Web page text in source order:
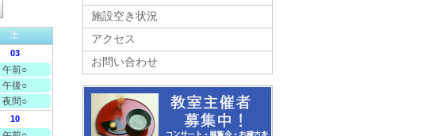
土
03
午前○
午後○
夜間○
10
施設空き状況
アクセス
お問い合わせ